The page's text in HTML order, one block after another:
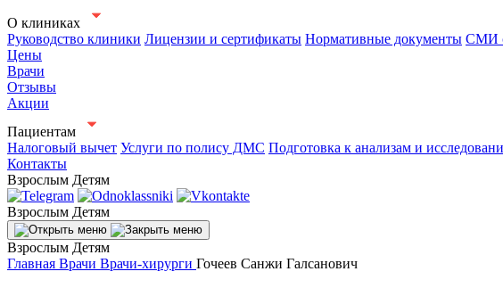
О клиниках
Руководство клиники Лицензии и сертификаты Нормативные документы СМИ
Цены
Врачи
Отзывы
Акции
Пациентам
Налоговый вычет Услуги по полису ДМС Подготовка к анализам и
Контакты
Взрослым Детям
Взрослым Детям
Взрослым Детям
Главная Врачи Врачи-хирурги Гочеев Санжи Галсанович